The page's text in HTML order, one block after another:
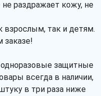
не раздражает кожу, не
взрослым, так и детям.
заказе!
защитные
всегда в наличии,
в три раза ниже